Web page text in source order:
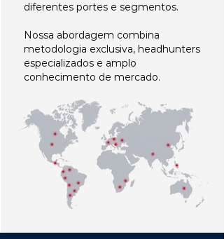
diferentes portes e segmentos.
Nossa abordagem combina
metodologia exclusiva, headhunters
especializados e amplo
conhecimento de mercado.